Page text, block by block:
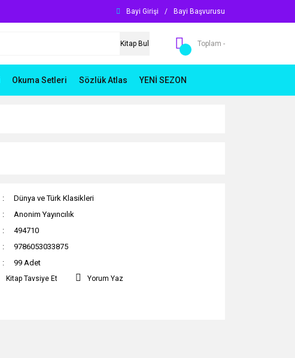
Bayi Girişi / Bayi Başvurusu
Kitap Bul Toplam -
Okuma Setleri Sözlük Atlas YENİ SEZON
Dünya ve Türk Klasikleri
Anonim Yayıncılık
494710
9786053033875
99 Adet
Kitap Tavsiye Et Yorum Yaz